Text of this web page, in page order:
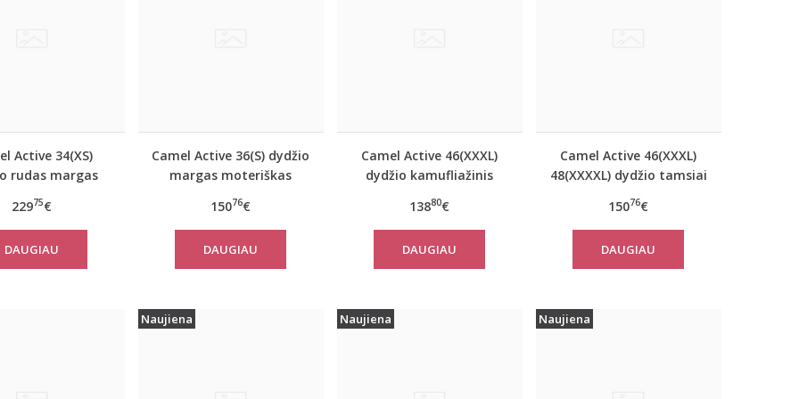
Active 34(XS)
rudas margas
310050 6F32
22975€
DAUGIAU
Camel Active 36(S) dydžio
margas moteriškas
2501
15076€
DAUGIAU
Camel Active 46(XXXL)
dydžio kamufliažinis
310780
13880€
DAUGIAU
Camel Active 46(XXXL)
48(XXXXL) dydžio tamsiai
moteriškas paltas
310760
15076€
DAUGIAU
Naujiena Naujiena Naujiena